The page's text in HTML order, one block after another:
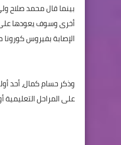
بينما قال محمد صلاح
أخرى وسوف يعودها على
الإصابة بفيروس
وذكر حسام كمال، أحد
على المراحل